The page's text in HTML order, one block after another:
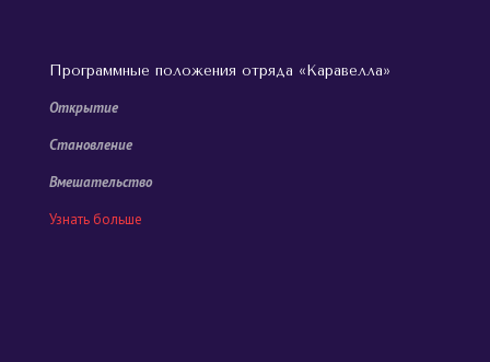
Программные положения отряда «Каравелла»
Открытие
Становление
Вмешательство
Узнать больше